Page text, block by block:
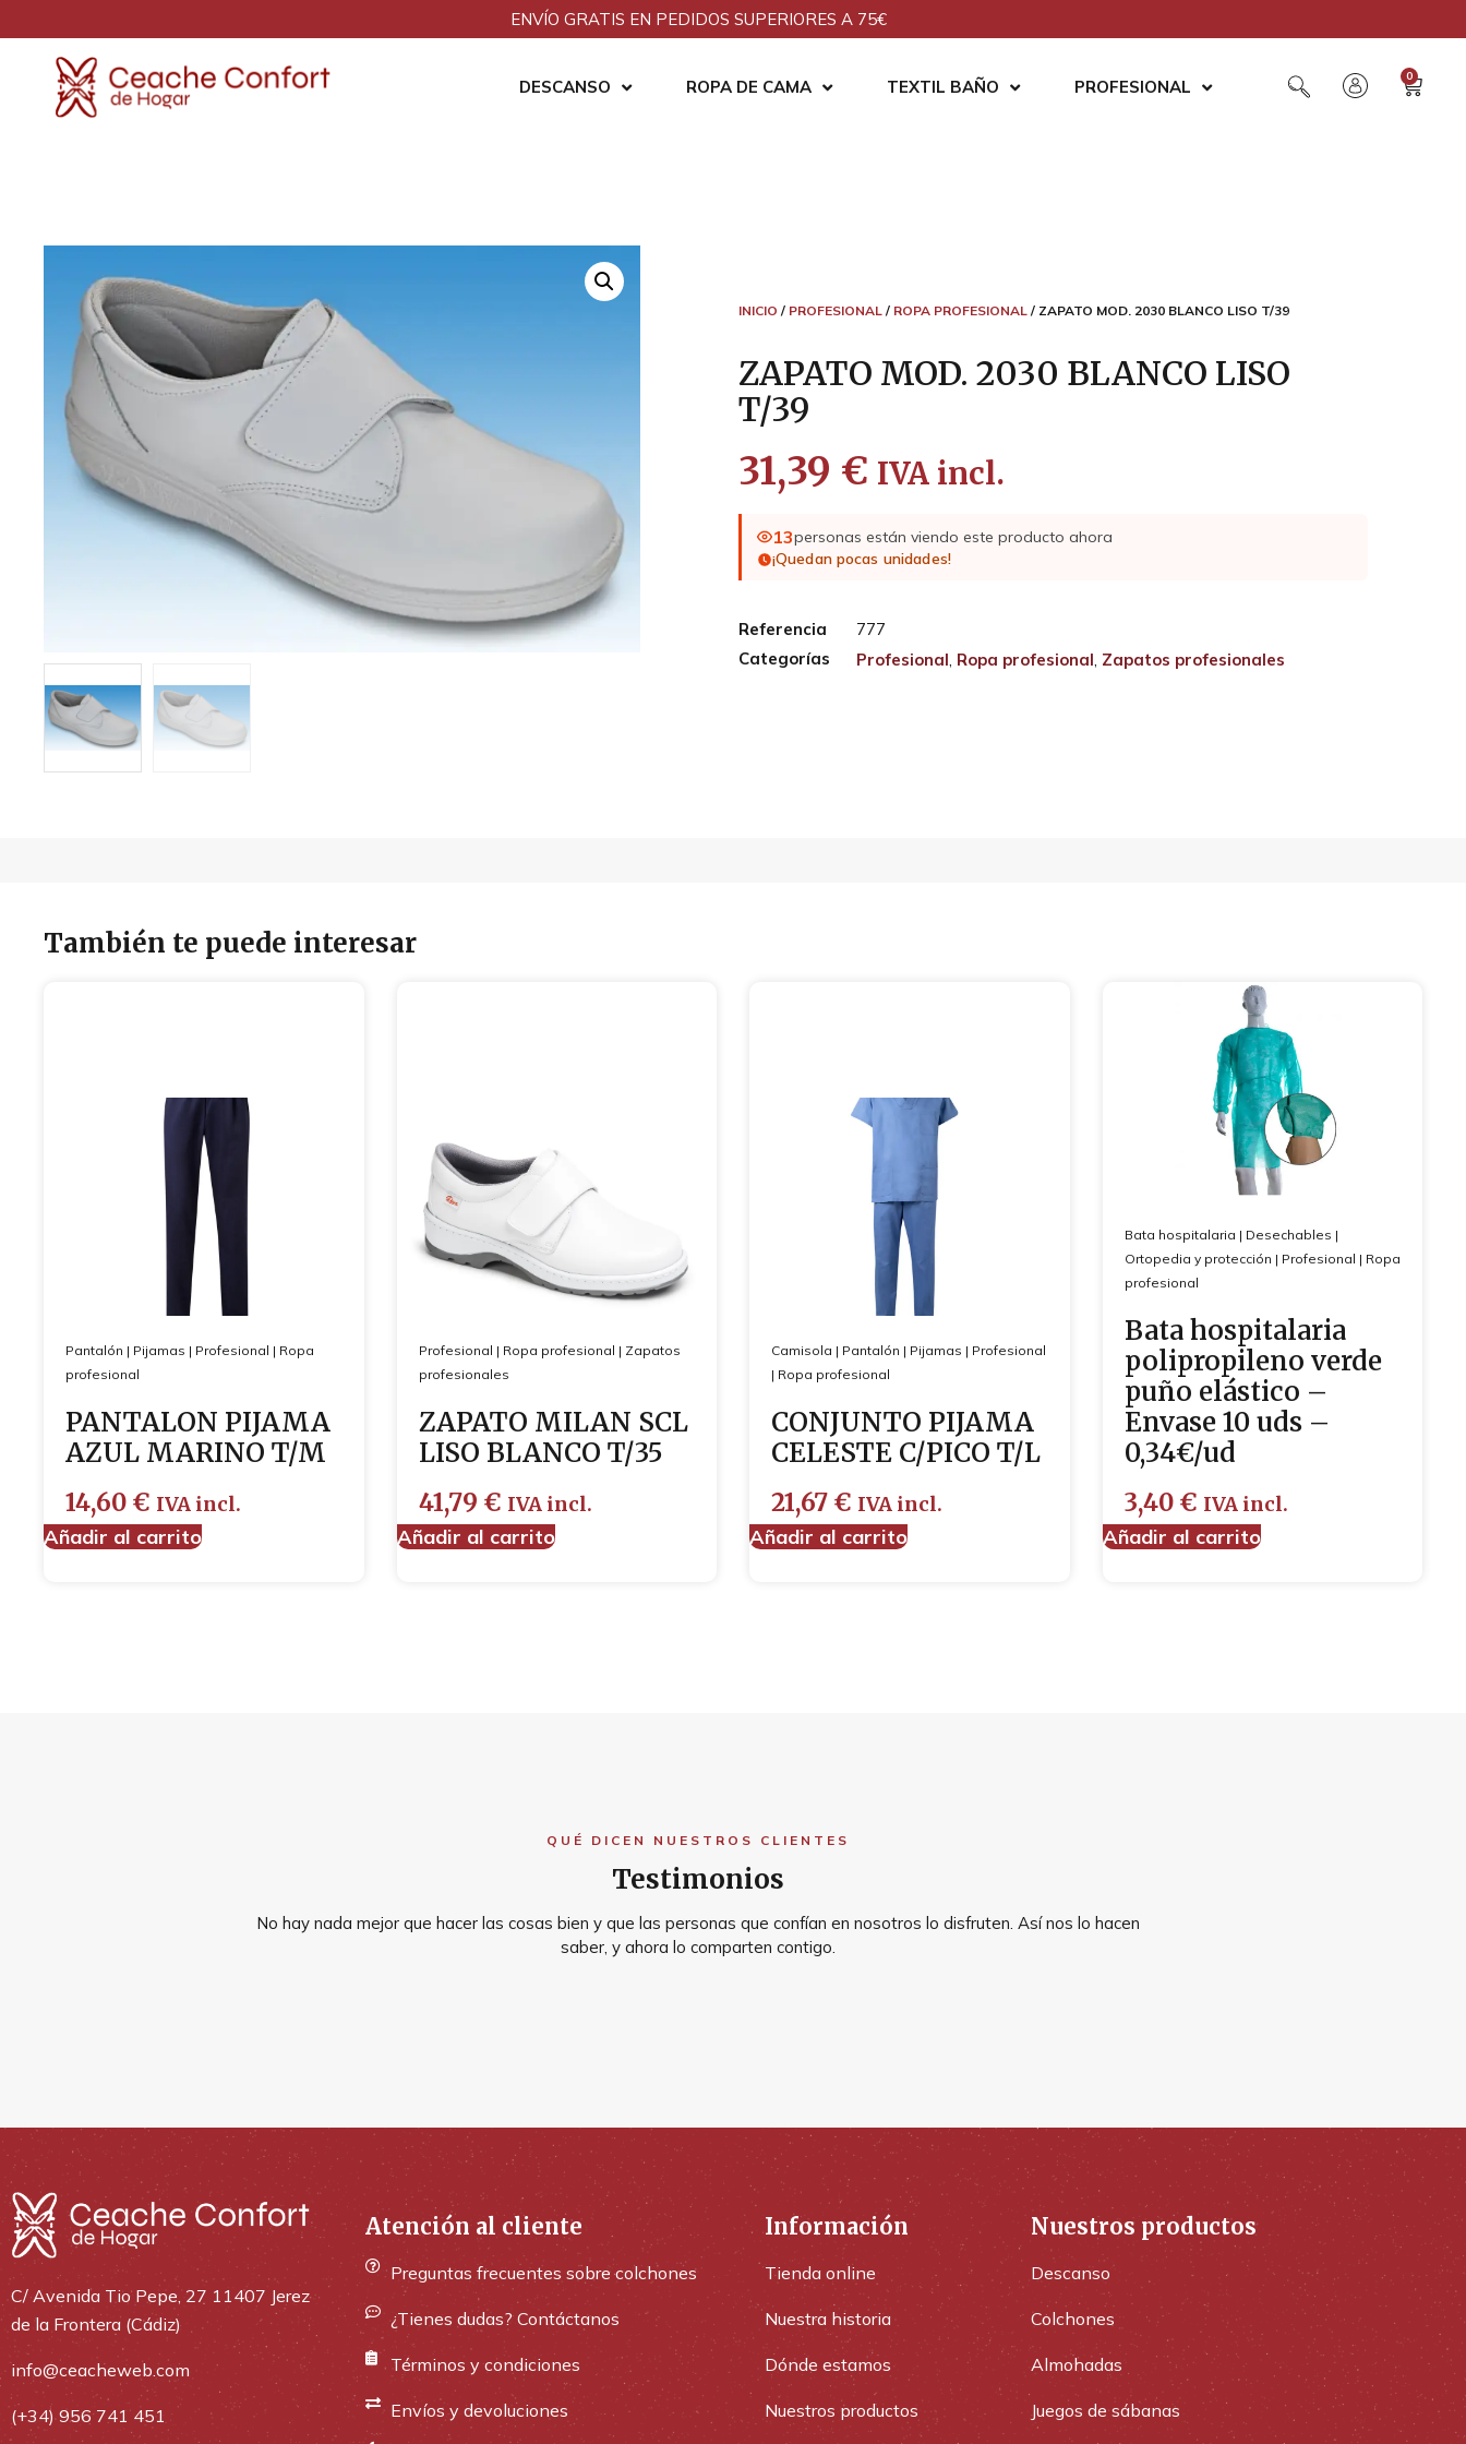
ENVÍO GRATIS EN PEDIDOS SUPERIORES A 75€
DESCANSO ROPA DE CAMA TEXTIL BAÑO PROFESIONAL
0
INICIO / PROFESIONAL/ ROPA PROFESIONAL/ ZAPATO MOD. 2030 BLANCO LISO T/39
ZAPATO MOD. 2030 BLANCO LISO
T/39
31,39 € IVA incl.
13personas están viendo este producto ahora
¡Quedan pocas unidades!
Referencia
777
Categorías
Profesional, Ropa profesional, Zapatos profesionales
También te puede interesar
Pantalón | Pijamas | Profesional | Ropa
profesional
PANTALON PIJAMA
AZUL MARINO T/M
14,60 € IVA incl.
Añadir al carrito
Profesional | Ropa profesional | Zapatos
profesionales
ZAPATO MILAN SCL
LISO BLANCO T/35
41,79 € IVA incl.
Añadir al carrito
Camisola | Pantalón | Pijamas | Profesional
| Ropa profesional
CONJUNTO PIJAMA
CELESTE C/PICO T/L
21,67 € IVA incl.
Añadir al carrito
Bata hospitalaria | Desechables |
Ortopedia y protección | Profesional | Ropa
profesional
Bata hospitalaria
polipropileno verde
puño elástico –
Envase 10 uds –
0,34€/ud
3,40 € IVA incl.
Añadir al carrito
QUÉ DICEN NUESTROS CLIENTES
Testimonios
No hay nada mejor que hacer las cosas bien y que las personas que confían en nosotros lo disfruten. Así nos lo hacen
saber, y ahora lo comparten contigo.
C/ Avenida Tio Pepe, 27 11407 Jerez
de la Frontera (Cádiz)
info@ceacheweb.com
(+34) 956 741 451
Atención al cliente
Preguntas frecuentes sobre colchones
¿Tienes dudas? Contáctanos
Términos y condiciones
Envíos y devoluciones
Información
Tienda online
Nuestra historia
Dónde estamos
Nuestros productos
Nuestros productos
Descanso
Colchones
Almohadas
Juegos de sábanas